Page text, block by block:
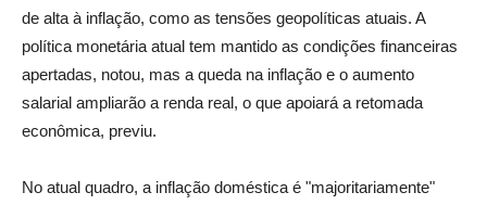
de alta à inflação, como as tensões geopolíticas atuais. A
política monetária atual tem mantido as condições financeiras
apertadas, notou, mas a queda na inflação e o aumento
salarial ampliarão a renda real, o que apoiará a retomada
econômica, previu.
No atual quadro, a inflação doméstica é "majoritariamente"